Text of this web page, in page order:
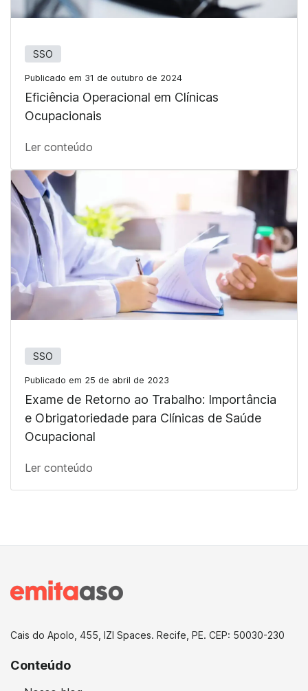
SSO
Publicado em 31 de outubro de 2024
Eficiência Operacional em Clínicas
Ocupacionais
Ler conteúdo
SSO
Publicado em 25 de abril de 2023
Exame de Retorno ao Trabalho: Importância
e Obrigatoriedade para Clínicas de Saúde
Ocupacional
Ler conteúdo
Cais do Apolo, 455, IZI Spaces. Recife, PE. CEP: 50030-230
Conteúdo